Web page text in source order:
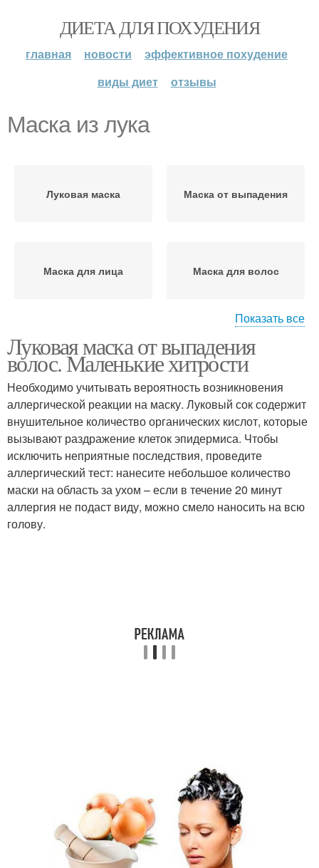
ДИЕТА ДЛЯ ПОХУДЕНИЯ
главная новости
эффективное похудение
виды диет
отзывы
Маска из лука
Луковая маска Маска от выпадения
Маска для лица Маска для волос
Луки для волос
Показать все
Луковая маска от выпадения
волос. Маленькие хитрости
Необходимо учитывать вероятность возникновения
аллергической реакции на маску. Луковый сок содержит
внушительное количество органических кислот, которые
вызывают раздражение клеток эпидермиса. Чтобы
исключить неприятные последствия, проведите
аллергический тест: нанесите небольшое количество
маски на область за ухом – если в течение 20 минут
аллергия не подаст виду, можно смело наносить на всю
голову.